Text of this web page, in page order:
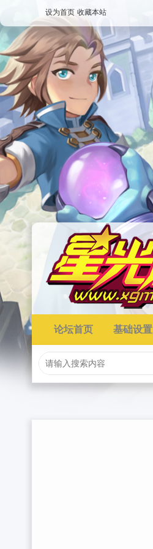
设为首页 收藏本站
论坛首页 基础设置